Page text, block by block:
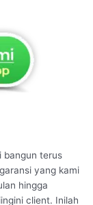
bangun terus
yang kami
hingga
client. Inilah